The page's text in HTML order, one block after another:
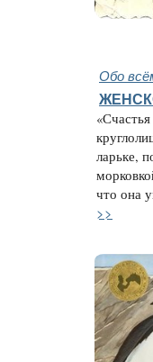
Обо
ларьке,
что она
>>